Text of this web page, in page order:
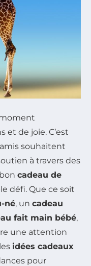
et de joie. C’est
souhaitent
à travers des
cadeau de
défi. Que ce soit
né, un cadeau
fait main bébé,
une attention
idées cadeaux
pour